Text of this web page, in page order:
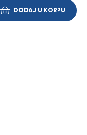
DODAJ U KORPU